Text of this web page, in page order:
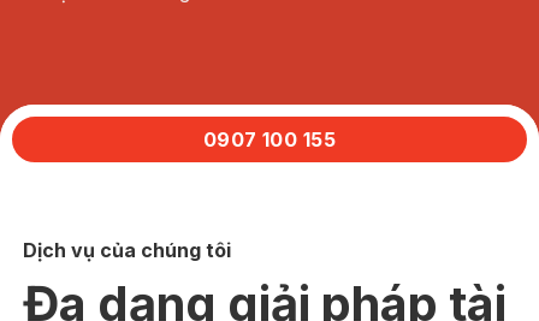
0907 100 155
Dịch vụ của chúng tôi
Đa dạng giải pháp tài